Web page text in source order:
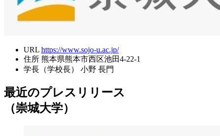
URL https://www.sojo-u.ac.jp/
住所 熊本県熊本市西区池田4-22-1
学長（学校長）
小野 長門
最近のプレスリリース
（崇城大学）